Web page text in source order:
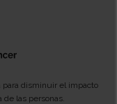
para disminuir el impacto
las personas.